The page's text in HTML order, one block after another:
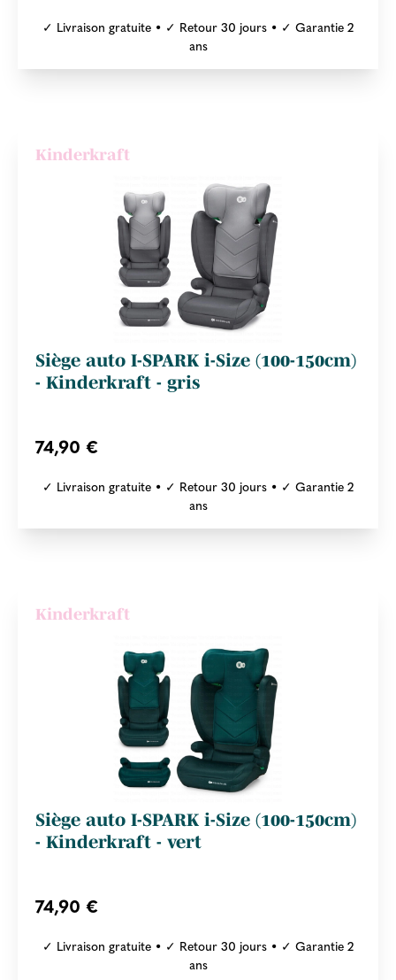
✓ Livraison gratuite • ✓ Retour 30 jours • ✓ Garantie 2
ans
Kinderkraft
Siège auto I-SPARK i-Size (100-150cm)
- Kinderkraft - gris
74,90 €
✓ Livraison gratuite • ✓ Retour 30 jours • ✓ Garantie 2
ans
Kinderkraft
Siège auto I-SPARK i-Size (100-150cm)
- Kinderkraft - vert
74,90 €
✓ Livraison gratuite • ✓ Retour 30 jours • ✓ Garantie 2
ans